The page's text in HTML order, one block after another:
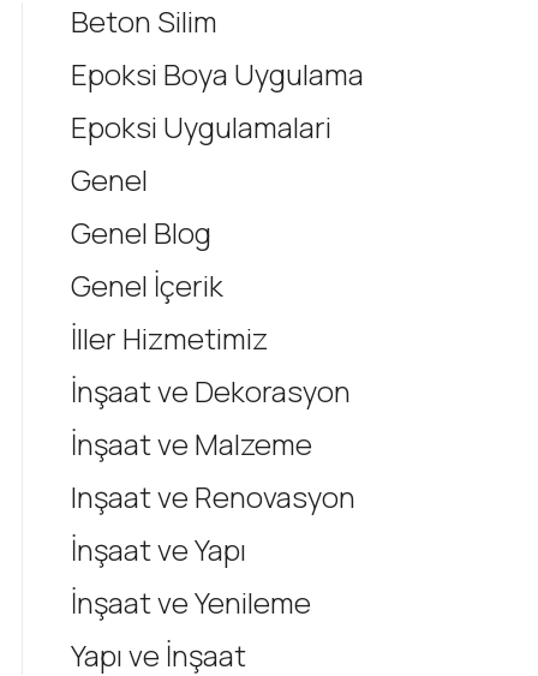
Beton Silim
Epoksi Boya Uygulama
Epoksi Uygulamalari
Genel
Genel Blog
Genel İçerik
İller Hizmetimiz
İnşaat ve Dekorasyon
İnşaat ve Malzeme
Inşaat ve Renovasyon
İnşaat ve Yapı
İnşaat ve Yenileme
Yapı ve İnşaat